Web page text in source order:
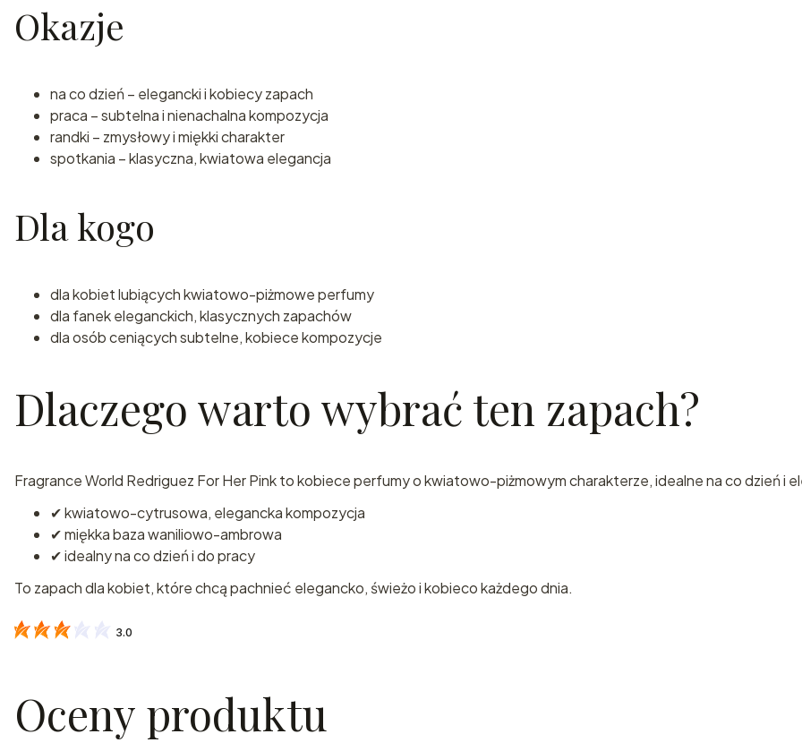
Okazje
na co dzień – elegancki i kobiecy zapach
praca – subtelna i nienachalna kompozycja
randki – zmysłowy i miękki charakter
spotkania – klasyczna, kwiatowa elegancja
Dla kogo
dla kobiet lubiących kwiatowo-piżmowe perfumy
dla fanek eleganckich, klasycznych zapachów
dla osób ceniących subtelne, kobiece kompozycje
Dlaczego warto wybrać ten zapach?
Fragrance World Redriguez For Her Pink to kobiece perfumy o kwiatowo-piżmowym charakterze, idealne na co dzień i
✔ kwiatowo-cytrusowa, elegancka kompozycja
✔ miękka baza waniliowo-ambrowa
✔ idealny na co dzień i do pracy
To zapach dla kobiet, które chcą pachnieć elegancko, świeżo i kobieco każdego dnia.
3.0
Oceny produktu